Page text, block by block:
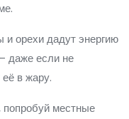
и орехи дадут энергию
даже если не
в жару.
попробуй местные